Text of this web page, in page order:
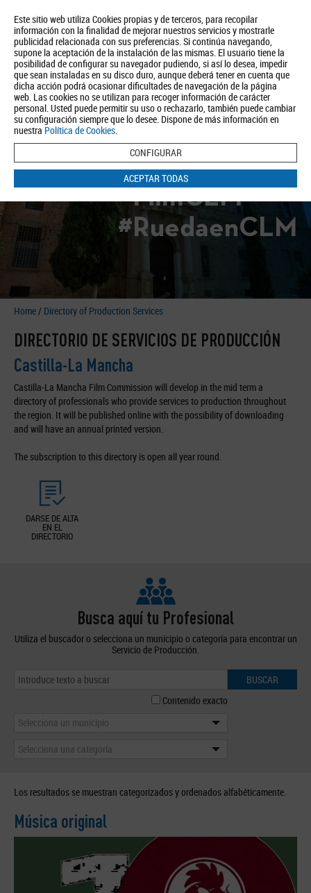
Este sitio web utiliza Cookies propias y de terceros, para recopilar
información con la finalidad de mejorar nuestros servicios y mostrarle
publicidad relacionada con sus preferencias. Si continúa navegando,
supone la aceptación de la instalación de las mismas. El usuario tiene la
posibilidad de configurar su navegador pudiendo, si así lo desea, impedir
que sean instaladas en su disco duro, aunque deberá tener en cuenta que
dicha acción podrá ocasionar dificultades de navegación de la página
web. Las cookies no se utilizan para recoger información de carácter
personal. Usted puede permitir su uso o rechazarlo, también puede cambiar
su configuración siempre que lo desee. Dispone de más información en
nuestra Política de Cookies.
CONFIGURAR
ACEPTAR TODAS
About us Tourism Política de Privacidad Aviso Legal Política de Cookies
BUSCAR
#FilmCLM
#RuedaenCLM
Home/ Directory of Production Services
DIRECTORIO DE SERVICIOS DE PRODUCCIÓN
Castilla-La Mancha
Castilla-La Mancha Film Commission will develop in the mid term a
directory of professionals who provide services to production throughout
the region. It will be published online with the possibility of downloading
and will have an annual printed version.
The subscription to this directory is open all year round.
DARSE DE ALTA
EN EL
DIRECTORIO
Busca aquí tu Profesional
Utiliza el buscador o selecciona un municipio o categoría para encontrar un
Servicio de Producción.
BUSCAR
Contenido exacto
Selecciona un municipio
Selecciona una categoría
Los resultados se muestran categorizados y ordenados alfabéticamente.
Música original